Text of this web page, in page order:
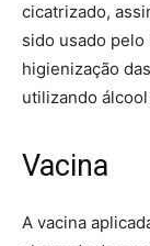
cicatrizado,
sido usado
higienização
utilizando
Vacina
A vacina